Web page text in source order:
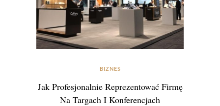
BIZNES
Jak Profesjonalnie Reprezentować Firmę
Na Targach I Konferencjach